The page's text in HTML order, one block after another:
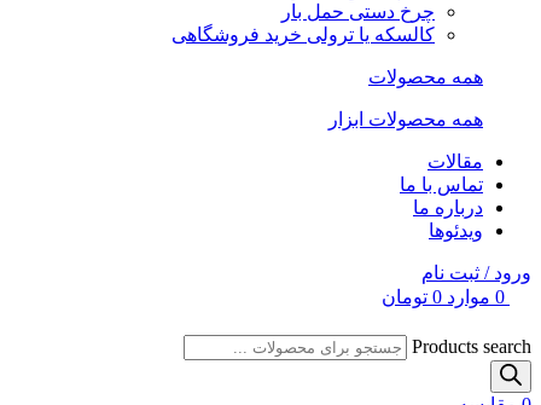
چرخ دستی حمل بار
کالسکه یا ترولی خرید فروشگاهی
همه محصولات
همه محصولات ابزار
مقالات
تماس با ما
درباره ما
ویدئوها
ورود / ثبت نام
0 موارد 0 تومان
Products search